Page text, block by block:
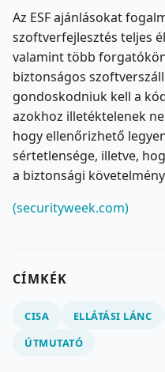
Az ESF ajánlásokat
szoftverfejlesztés teljes
valamint több
biztonságos
gondoskodniuk kell a
azokhoz illetéktelenek
hogy ellenőrizhető
sértetlensége, illetve,
a biztonsági
(securityweek.com)
CÍMKÉK
CISA ELLÁTÁSI LÁNC
ÚTMUTATÓ